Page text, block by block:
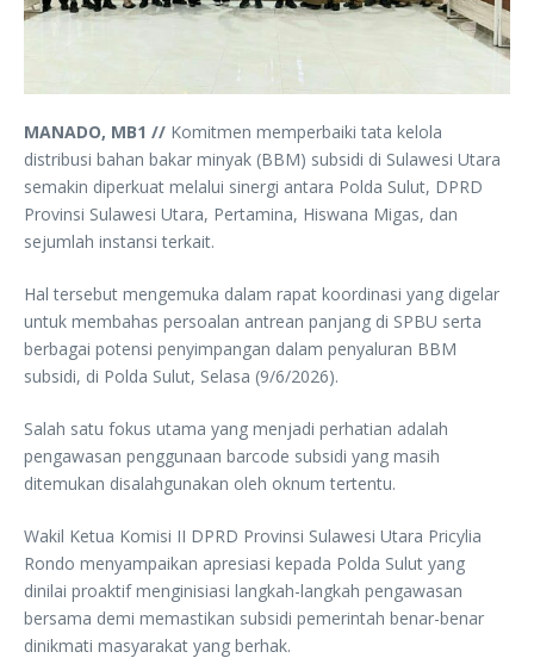
MANADO, MB1 // Komitmen memperbaiki tata kelola
distribusi bahan bakar minyak (BBM) subsidi di Sulawesi Utara
semakin diperkuat melalui sinergi antara Polda Sulut, DPRD
Provinsi Sulawesi Utara, Pertamina, Hiswana Migas, dan
sejumlah instansi terkait.
Hal tersebut mengemuka dalam rapat koordinasi yang digelar
untuk membahas persoalan antrean panjang di SPBU serta
berbagai potensi penyimpangan dalam penyaluran BBM
subsidi, di Polda Sulut, Selasa (9/6/2026).
Salah satu fokus utama yang menjadi perhatian adalah
pengawasan penggunaan barcode subsidi yang masih
ditemukan disalahgunakan oleh oknum tertentu.
Wakil Ketua Komisi II DPRD Provinsi Sulawesi Utara Pricylia
Rondo menyampaikan apresiasi kepada Polda Sulut yang
dinilai proaktif menginisiasi langkah-langkah pengawasan
bersama demi memastikan subsidi pemerintah benar-benar
dinikmati masyarakat yang berhak.